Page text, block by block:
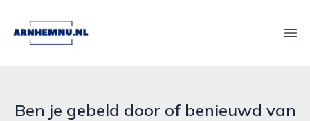
arnhemnu.nl
Ben je gebeld door of benieuwd van